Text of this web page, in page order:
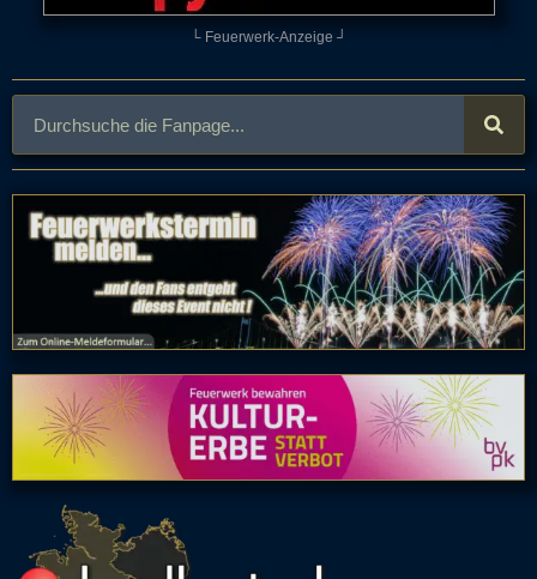
└ Feuerwerk-Anzeige ┘